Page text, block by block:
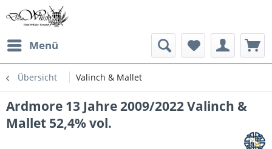
Menü
Übersicht Valinch & Mallet
Ardmore 13 Jahre 2009/2022 Valinch &
Mallet 52,4% vol.